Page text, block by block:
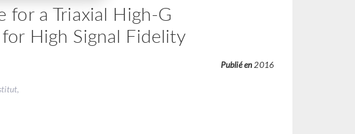
for a Triaxial High-G
High Signal Fidelity
Publié en 2016